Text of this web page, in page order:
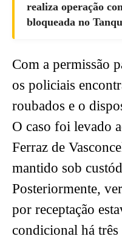
realiza operação
bloqueada no
Com a permissão
os policiais
roubados e o
O caso foi levado
Ferraz de
mantido sob
Posteriormente,
por receptação
condicional há três